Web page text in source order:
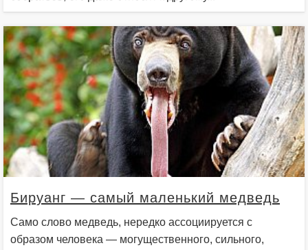
Бируанг — самый маленький медведь
Само слово медведь, нередко ассоциируется с
образом человека — могущественного, сильного,